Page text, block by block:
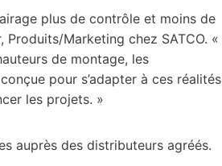
plus de contrôle et moins de
Marketing chez SATCO. «
de montage, les
pour s’adapter à ces réalités
les projets. »
auprès des distributeurs agréés.